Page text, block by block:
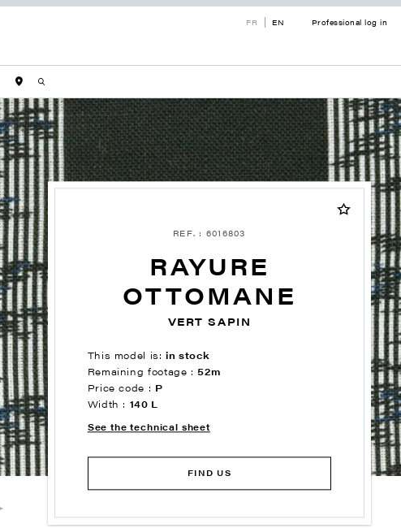
FR EN Professional log in
REF. : 6016803
RAYURE
OTTOMANE
VERT SAPIN
This model is:in stock
Remaining footage :52m
Price code : P
Width : 140 L
See the technical sheet
FIND US